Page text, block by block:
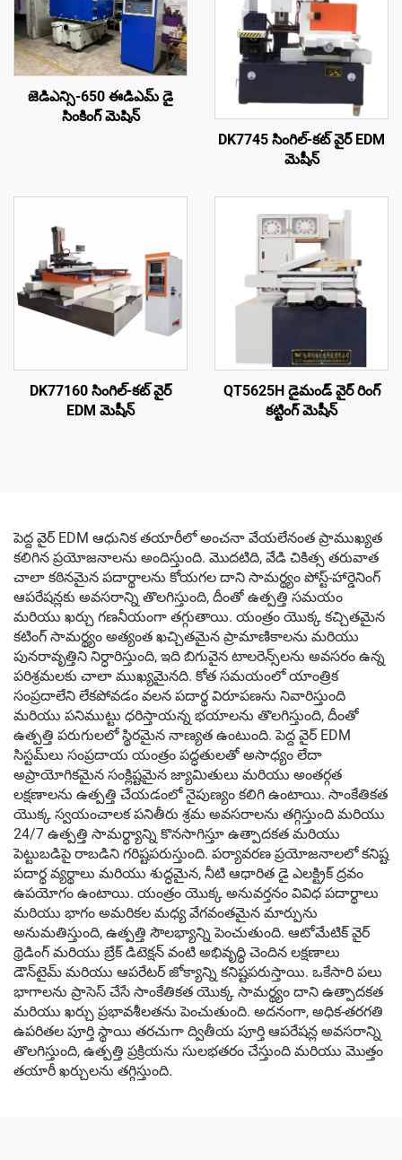
జెడిఎన్సి-650 ఈడిఎమ్ డై
సింకింగ్ మెషిన్
DK7745 సింగిల్-కట్ వైర్ EDM
మెషీన్
DK77160 సింగిల్-కట్ వైర్
EDM మెషీన్
QT5625H డైమండ్ వైర్ రింగ్
కట్టింగ్ మెషీన్
పెద్ద వైర్ EDM ఆధునిక తయారీలో అంచనా వేయలేనంత ప్రాముఖ్యత
కలిగిన ప్రయోజనాలను అందిస్తుంది. మొదటిది, వేడి చికిత్స తరువాత
చాలా కఠినమైన పదార్థాలను కోయగల దాని సామర్థ్యం పోస్ట్-హార్డెనింగ్
ఆపరేషన్లకు అవసరాన్ని తొలగిస్తుంది, దీంతో ఉత్పత్తి సమయం
మరియు ఖర్చు గణనీయంగా తగ్గుతాయి. యంత్రం యొక్క కచ్చితమైన
కటింగ్ సామర్థ్యం అత్యంత ఖచ్చితమైన ప్రామాణికాలను మరియు
పునరావృత్తిని నిర్ధారిస్తుంది, ఇది బిగువైన టాలరెన్స్‌లను అవసరం ఉన్న
పరిశ్రమలకు చాలా ముఖ్యమైనది. కోత సమయంలో యాంత్రిక
సంప్రదాలేని లేకపోవడం వలన పదార్థ విరూపణను నివారిస్తుంది
మరియు పనిముట్టు ధరిస్తాయన్న భయాలను తొలగిస్తుంది, దీంతో
ఉత్పత్తి పరుగులలో స్థిరమైన నాణ్యత ఉంటుంది. పెద్ద వైర్ EDM
సిస్టమ్‌లు సంప్రదాయ యంత్రం పద్ధతులతో అసాధ్యం లేదా
అప్రాయోగికమైన సంక్లిష్టమైన జ్యామితులు మరియు అంతర్గత
లక్షణాలను ఉత్పత్తి చేయడంలో నైపుణ్యం కలిగి ఉంటాయి. సాంకేతికత
యొక్క స్వయంచాలక పనితీరు శ్రమ అవసరాలను తగ్గిస్తుంది మరియు
24/7 ఉత్పత్తి సామర్థ్యాన్ని కొనసాగిస్తూ ఉత్పాదకత మరియు
పెట్టుబడిపై రాబడిని గరిష్టపరుస్తుంది. పర్యావరణ ప్రయోజనాలలో కనిష్ట
పదార్థ వ్యర్థాలు మరియు శుద్ధమైన, నీటి ఆధారిత డై ఎలక్ట్రిక్ ద్రవం
ఉపయోగం ఉంటాయి. యంత్రం యొక్క అనువర్తనం వివిధ పదార్థాలు
మరియు భాగం అమరికల మధ్య వేగవంతమైన మార్పును
అనుమతిస్తుంది, ఉత్పత్తి సౌలభ్యాన్ని పెంచుతుంది. ఆటోమేటిక్ వైర్
థ్రెడింగ్ మరియు బ్రేక్ డిటెక్షన్ వంటి అభివృద్ధి చెందిన లక్షణాలు
డౌన్‌టైమ్ మరియు ఆపరేటర్ జోక్యాన్ని కనిష్టపరుస్తాయి. ఒకేసారి పలు
భాగాలను ప్రాసెస్ చేసే సాంకేతికత యొక్క సామర్థ్యం దాని ఉత్పాదకత
మరియు ఖర్చు ప్రభావశీలతను పెంచుతుంది. అదనంగా, అధిక-తరగతి
ఉపరితల పూర్తి స్థాయి తరచుగా ద్వితీయ పూర్తి ఆపరేషన్ల అవసరాన్ని
తొలగిస్తుంది, ఉత్పత్తి ప్రక్రియను సులభతరం చేస్తుంది మరియు మొత్తం
తయారీ ఖర్చులను తగ్గిస్తుంది.